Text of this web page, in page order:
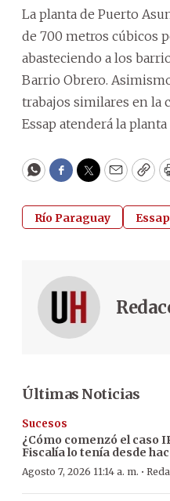
La planta de Puerto
de 700 metros cúbicos
abasteciendo a los
Barrio Obrero.
trabajos similares en la
Essap atenderá la
WhatsApp
Facebook
Twitter
Email
Río Paraguay Essap
Últimas Noticias
Sucesos
¿Cómo comenzó el caso
Fiscalía lo tenía desde
Agosto 7, 2026 11:14 a. m. ·